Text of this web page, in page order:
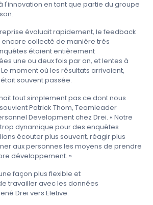
l'innovation en tant que partie du groupe
évoluait rapidement, le feedback
collecté de manière très
étaient entièrement
une ou deux fois par an, et lentes à
moment où les résultats arrivaient,
souvent passée.
tout simplement pas ce dont nous
Patrick Thom, Teamleader
Development chez Drei. « Notre
dynamique pour des enquêtes
écouter plus souvent, réagir plus
aux personnes les moyens de prendre
développement. »
façon plus flexible et
travailler avec les données
Drei vers Eletive.